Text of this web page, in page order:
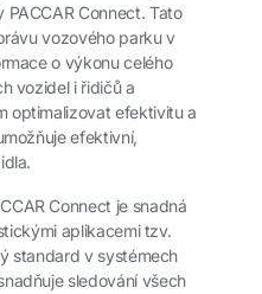
Connect. Tato
vozového parku v
o výkonu celého
vozidel i řidičů a
optimalizovat efektivitu a
efektivní,
Connect je snadná
aplikacemi tzv.
standard v systémech
sledování všech